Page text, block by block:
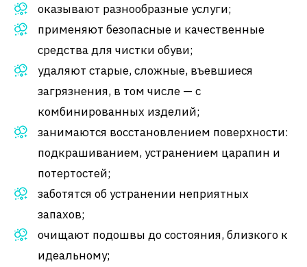
оказывают разнообразные услуги;
применяют безопасные и качественные
средства для чистки обуви;
удаляют старые, сложные, въевшиеся
загрязнения, в том числе — с
комбинированных изделий;
занимаются восстановлением поверхности:
подкрашиванием, устранением царапин и
потертостей;
заботятся об устранении неприятных
запахов;
очищают подошвы до состояния, близкого к
идеальному;